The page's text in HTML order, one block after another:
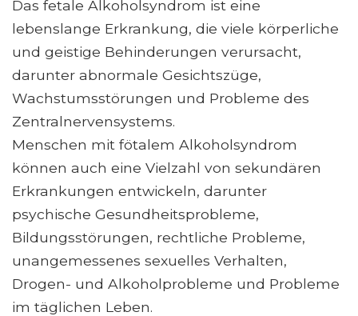
Das fetale Alkoholsyndrom ist eine
lebenslange Erkrankung, die viele körperliche
und geistige Behinderungen verursacht,
darunter abnormale Gesichtszüge,
Wachstumsstörungen und Probleme des
Zentralnervensystems.
Menschen mit fötalem Alkoholsyndrom
können auch eine Vielzahl von sekundären
Erkrankungen entwickeln, darunter
psychische Gesundheitsprobleme,
Bildungsstörungen, rechtliche Probleme,
unangemessenes sexuelles Verhalten,
Drogen- und Alkoholprobleme und Probleme
im täglichen Leben.